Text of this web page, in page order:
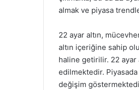
almak ve piyasa
22 ayar altın,
altın içeriğine sahip
haline getirilir. 22 ayar
edilmektedir. Piyasada
değişim